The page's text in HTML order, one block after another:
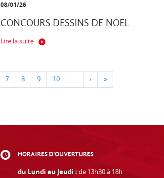
08/01/26
CONCOURS DESSINS DE NOEL
Lire la suite
7 8 9 10 … › »
HORAIRES D'OUVERTURES
du Lundi au Jeudi : de 13h30 à 18h